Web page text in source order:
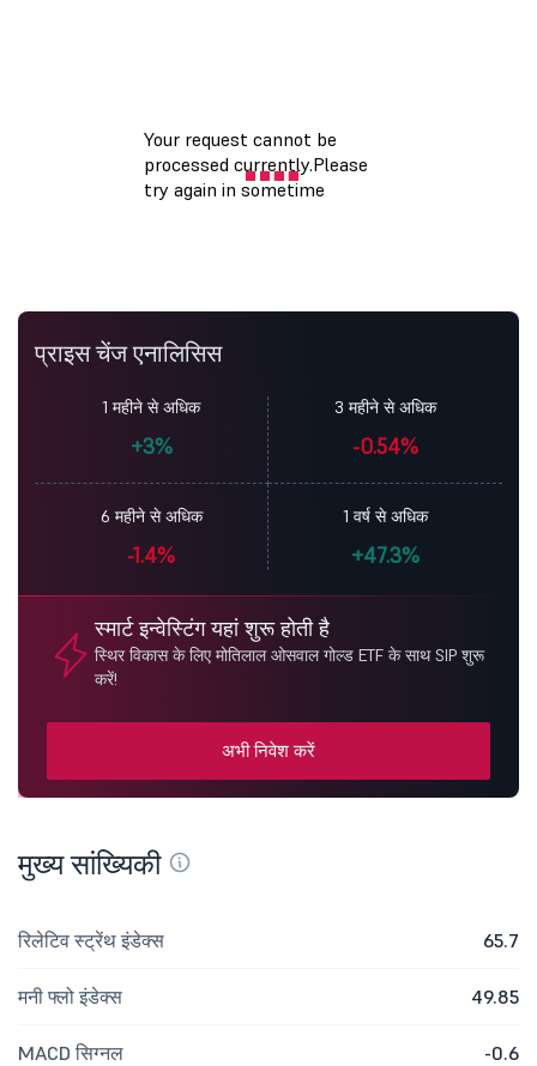
प्राइस चेंज एनालिसिस
1 महीने से अधिक
+3%
3 महीने से अधिक
-0.54%
6 महीने से अधिक
-1.4%
1 वर्ष से अधिक
+47.3%
स्मार्ट इन्वेस्टिंग यहां शुरू होती है
स्थिर विकास के लिए मोतिलाल ओसवाल गोल्ड ETF के साथ SIP शुरू
करें!
अभी निवेश करें
मुख्य सांख्यिकी
रिलेटिव स्ट्रेंथ इंडेक्स 65.7
मनी फ्लो इंडेक्स 49.85
MACD सिग्नल -0.6